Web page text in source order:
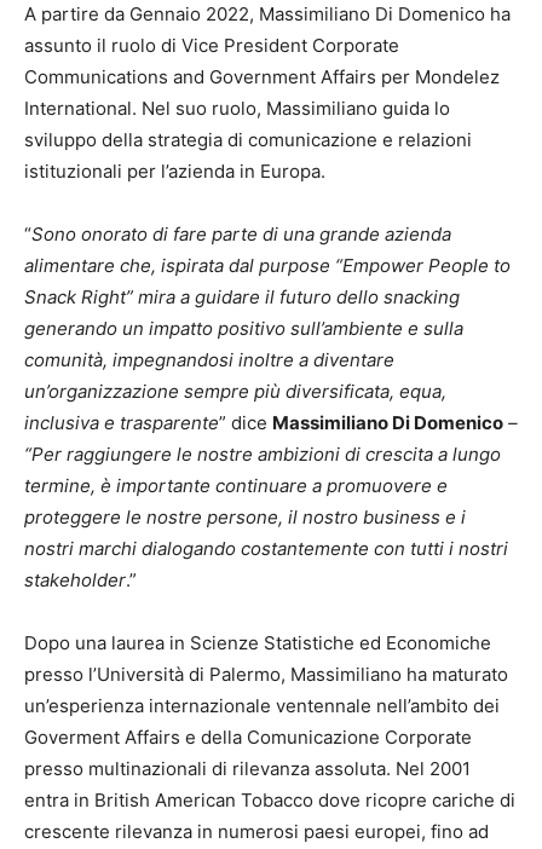
A partire da Gennaio 2022, Massimiliano Di Domenico ha
assunto il ruolo di Vice President Corporate
Communications and Government Affairs per Mondelez
International. Nel suo ruolo, Massimiliano guida lo
sviluppo della strategia di comunicazione e relazioni
istituzionali per l’azienda in Europa.
“Sono onorato di fare parte di una grande azienda
alimentare che, ispirata dal purpose “Empower People to
Snack Right” mira a guidare il futuro dello snacking
generando un impatto positivo sull’ambiente e sulla
comunità, impegnandosi inoltre a diventare
un’organizzazione sempre più diversificata, equa,
inclusiva e trasparente” dice Massimiliano Di Domenico –
“Per raggiungere le nostre ambizioni di crescita a lungo
termine, è importante continuare a promuovere e
proteggere le nostre persone, il nostro business e i
nostri marchi dialogando costantemente con tutti i nostri
stakeholder.”
Dopo una laurea in Scienze Statistiche ed Economiche
presso l’Università di Palermo, Massimiliano ha maturato
un’esperienza internazionale ventennale nell’ambito dei
Goverment Affairs e della Comunicazione Corporate
presso multinazionali di rilevanza assoluta. Nel 2001
entra in British American Tobacco dove ricopre cariche di
crescente rilevanza in numerosi paesi europei, fino ad